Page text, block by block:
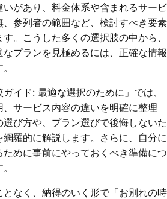
があり、料金体系や含まれるサービ
参列者の範囲など、検討すべき要素
。こうした多くの選択肢の中から、
プランを見極めるには、正確な情報
イド: 最適な選択のために」では、
サービス内容の違いを明確に整理
び方や、プラン選びで後悔しないた
羅的に解説します。さらに、自分に
めに事前にやっておくべき準備につ
なく、納得のいく形で「お別れの時